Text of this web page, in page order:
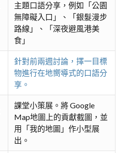
主題口語分享，例如「公園
無障礙入口」、「銀髮漫步
路線」、「深夜避風港美
食」
針對前兩週討論，擇一目標
物進行在地嚮導式的口語分
享。
課堂小策展。將 Google
Map地圖上的貢獻截圖，並
用「我的地圖」作小型展
出。